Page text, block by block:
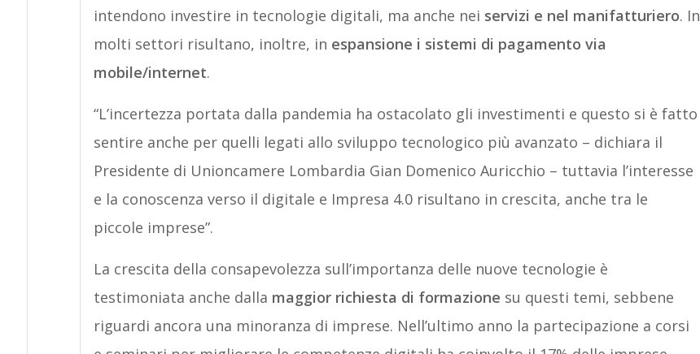
intendono investire in tecnologie digitali, ma anche nei servizi e nel manifatturiero. In
molti settori risultano, inoltre, in espansione i sistemi di pagamento via
mobile/internet.
“L’incertezza portata dalla pandemia ha ostacolato gli investimenti e questo si è fatto
sentire anche per quelli legati allo sviluppo tecnologico più avanzato – dichiara il
Presidente di Unioncamere Lombardia Gian Domenico Auricchio – tuttavia l’interesse
e la conoscenza verso il digitale e Impresa 4.0 risultano in crescita, anche tra le
piccole imprese”.
La crescita della consapevolezza sull’importanza delle nuove tecnologie è
testimoniata anche dalla maggior richiesta di formazione su questi temi, sebbene
riguardi ancora una minoranza di imprese. Nell’ultimo anno la partecipazione a corsi